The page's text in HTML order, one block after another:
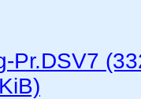
Pr.DSV7